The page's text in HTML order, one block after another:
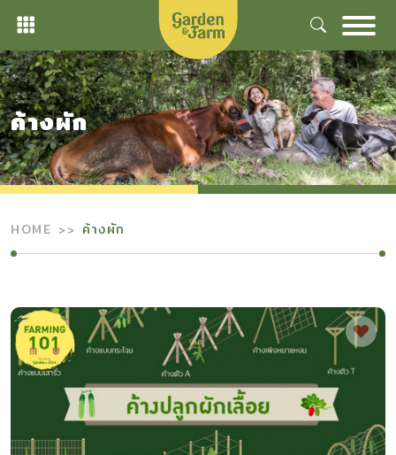
Skip
content
ค้างผัก
HOME ค้างผัก